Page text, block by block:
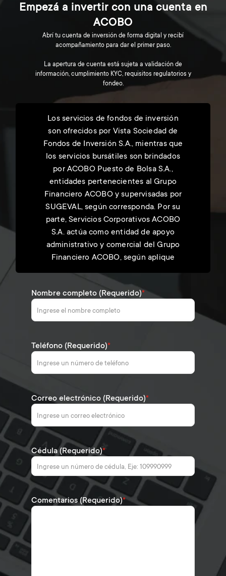
Empezá a invertir con una cuenta en
ACOBO
Abrí tu cuenta de inversión de forma digital y recibí
acompañamiento para dar el primer paso.
La apertura de cuenta está sujeta a validación de
información, cumplimiento KYC, requisitos regulatorios y
fondeo.
Los servicios de fondos de inversión
son ofrecidos por Vista Sociedad de
Fondos de Inversión S.A., mientras que
los servicios bursátiles son brindados
por ACOBO Puesto de Bolsa S.A.,
entidades pertenecientes al Grupo
Financiero ACOBO y supervisadas por
SUGEVAL, según corresponda. Por su
parte, Servicios Corporativos ACOBO
S.A. actúa como entidad de apoyo
administrativo y comercial del Grupo
Financiero ACOBO, según aplique
Nombre completo (Requerido)*
Teléfono (Requerido)*
Correo electrónico (Requerido)*
Cédula (Requerido)*
Comentarios (Requerido)*